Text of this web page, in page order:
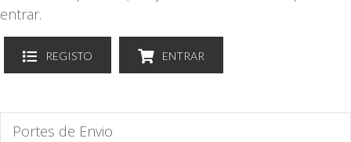
entrar.
REGISTO ENTRAR
Portes de Envio